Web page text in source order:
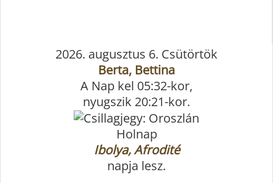
2026. augusztus 6. Csütörtök
Berta, Bettina
A Nap kel 05:32-kor,
nyugszik 20:21-kor.
Holnap
Ibolya, Afrodité
napja lesz.